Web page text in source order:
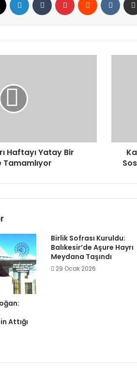
Haftayı Yatay Bir
Tamamlıyor
Erişim
Engeli
Attığı
Birlik Sofrası Kuruldu:
Balıkesir’de Aşure Hayrı
Meydana Taşındı
29 Ocak 2026